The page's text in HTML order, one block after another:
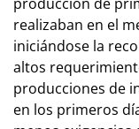
producción de
realizaban en el
iniciándose la
altos
producciones de
en los primeros